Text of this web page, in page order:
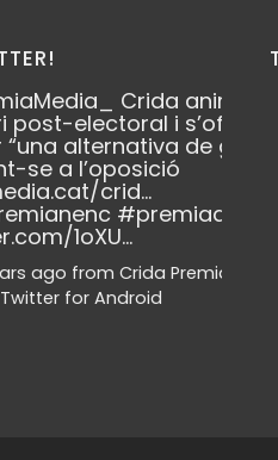
anima
i s’ofereix a
de govern”
Premianenca's